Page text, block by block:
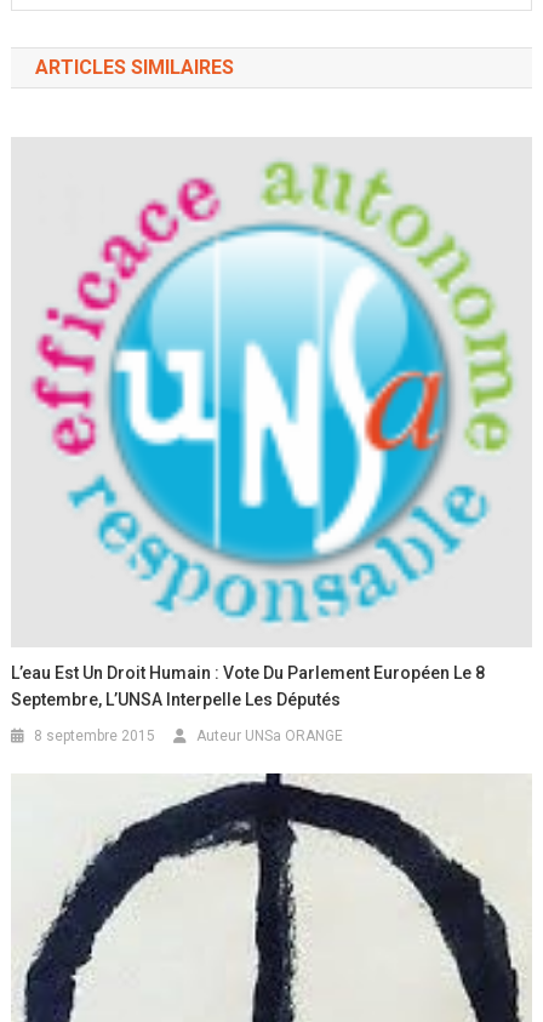
ARTICLES SIMILAIRES
L’eau Est Un Droit Humain : Vote Du Parlement Européen Le 8
Septembre, L’UNSA Interpelle Les Députés
8 septembre 2015 Auteur UNSa ORANGE